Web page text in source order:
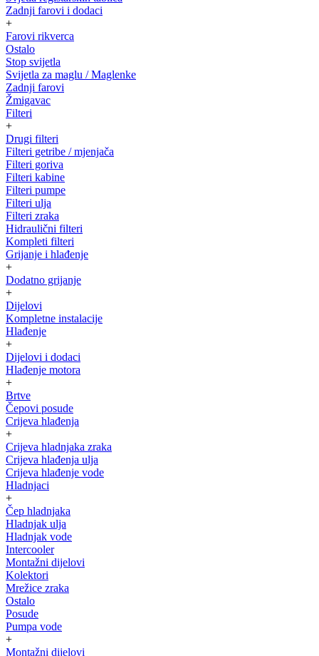
Zadnji farovi i dodaci
+
Farovi rikverca
Ostalo
Stop svijetla
Svijetla za maglu / Maglenke
Zadnji farovi
Žmigavac
Filteri
+
Drugi filteri
Filteri getribe / mjenjača
Filteri goriva
Filteri kabine
Filteri pumpe
Filteri ulja
Filteri zraka
Hidraulični filteri
Kompleti filteri
Grijanje i hlađenje
+
Dodatno grijanje
+
Dijelovi
Kompletne instalacije
Hlađenje
+
Dijelovi i dodaci
Hlađenje motora
+
Brtve
Čepovi posude
Crijeva hlađenja
+
Crijeva hladnjaka zraka
Crijeva hlađenja ulja
Crijeva hlađenje vode
Hladnjaci
+
Čep hladnjaka
Hladnjak ulja
Hladnjak vode
Intercooler
Montažni dijelovi
Kolektori
Mrežice zraka
Ostalo
Posude
Pumpa vode
+
Montažni dijelovi